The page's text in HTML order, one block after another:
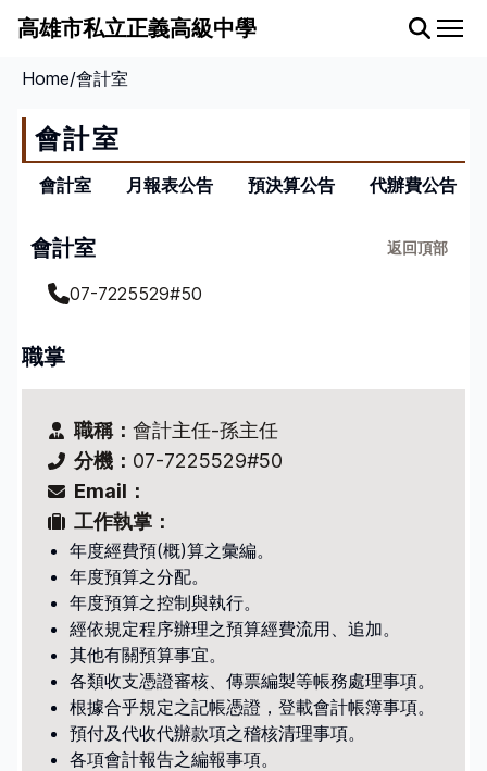
高雄市私立正義高級中學
各處室分機
學校位置
行政單位
教務處
學務處
總務處
輔導室
活動集錦
教學活動
營隊活動
Home/會計室
會計室
會計室 月報表公告 預決算公告 代辦費公告
會計室 返回頂部
07-7225529#50
職掌
職稱： 會計主任-孫主任
分機： 07-7225529#50
Email：
工作執掌：
年度經費預(概)算之彙編。
年度預算之分配。
年度預算之控制與執行。
經依規定程序辦理之預算經費流用、追加。
其他有關預算事宜。
各類收支憑證審核、傳票編製等帳務處理事項。
根據合乎規定之記帳憑證，登載會計帳簿事項。
預付及代收代辦款項之稽核清理事項。
各項會計報告之編報事項。